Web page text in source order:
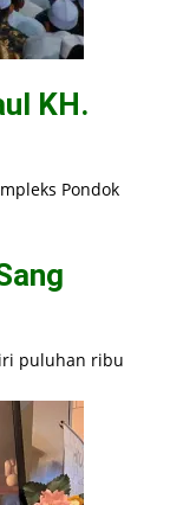
KH.
Pondok
puluhan ribu